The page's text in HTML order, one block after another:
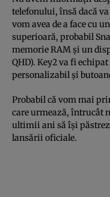
telefonului, însă dacă
vom avea de a face cu
superioară, probabil
memorie RAM şi un
QHD). Key2 va fi
personalizabil şi
Probabil că vom mai
care urmează, întrucât
ultimii ani să îşi
lansării oficiale.